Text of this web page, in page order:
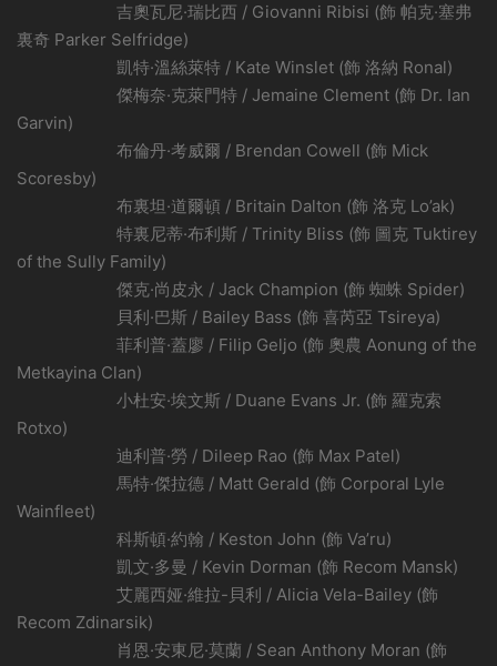
吉奧瓦尼·瑞比西 / Giovanni Ribisi (飾 帕克·塞弗
裏奇 Parker Selfridge)
凱特·溫絲萊特 / Kate Winslet (飾 洛納 Ronal)
傑梅奈·克萊門特 / Jemaine Clement (飾 Dr. Ian
Garvin)
布倫丹·考威爾 / Brendan Cowell (飾 Mick
Scoresby)
布裏坦·道爾頓 / Britain Dalton (飾 洛克 Lo’ak)
特裏尼蒂·布利斯 / Trinity Bliss (飾 圖克 Tuktirey
of the Sully Family)
傑克·尚皮永 / Jack Champion (飾 蜘蛛 Spider)
貝利·巴斯 / Bailey Bass (飾 喜芮亞 Tsireya)
菲利普·蓋廖 / Filip Geljo (飾 奧農 Aonung of the
Metkayina Clan)
小杜安·埃文斯 / Duane Evans Jr. (飾 羅克索
Rotxo)
迪利普·勞 / Dileep Rao (飾 Max Patel)
馬特·傑拉德 / Matt Gerald (飾 Corporal Lyle
Wainfleet)
科斯頓·約翰 / Keston John (飾 Va’ru)
凱文·多曼 / Kevin Dorman (飾 Recom Mansk)
艾麗西娅·維拉-貝利 / Alicia Vela-Bailey (飾
Recom Zdinarsik)
肖恩·安東尼·莫蘭 / Sean Anthony Moran (飾